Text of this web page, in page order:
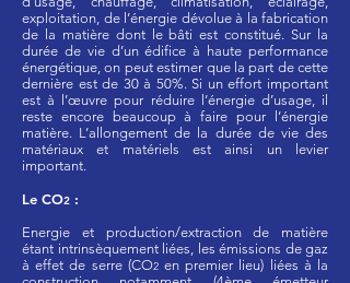
exploitation, de l’énergie dévolue à la fabrication
de la matière dont le bâti est constitué. Sur la
durée de vie d’un édifice à haute performance
énergétique, on peut estimer que la part de cette
dernière est de 30 à 50%. Si un effort important
est à l’œuvre pour réduire l’énergie d’usage, il
reste encore beaucoup à faire pour l’énergie
matière. L’allongement de la durée de vie des
matériaux et matériels est ainsi un levier
important.
Le CO2 :
Energie et production/extraction de matière
étant intrinsèquement liées, les émissions de gaz
à effet de serre (CO2en premier lieu) liées à la